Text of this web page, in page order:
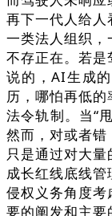
再下一代人给
一类法人组织
不存正在。若
说的，AI生成
历，哪怕再低
法令轨制。当“
然而，对或者错
只是通过对大
成长红线底线
侵权义务角度
要的阐发和主